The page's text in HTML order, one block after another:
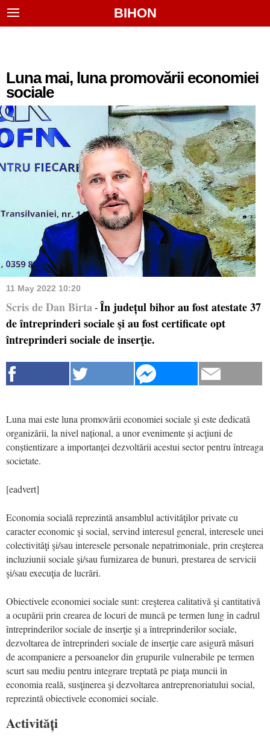
BIHON
Luna mai, luna promovării economiei
sociale
11 May 2022 10:20
Scris de Dan Birta - În județul bihor au fost atestate 37
de întreprinderi sociale şi au fost certificate opt
întreprinderi sociale de inserţie.
Luna mai este luna promovării economiei sociale şi este dedicată
organizării, la nivel național, a unor evenimente și acţiuni de
conștientizare a importanței dezvoltării acestui sector pentru întreaga
societate.
[eadvert]
Economia socială reprezintă ansamblul activităţilor private cu
caracter economic şi social, servind interesul general, interesele unei
colectivităţi şi/sau interesele personale nepatrimoniale, prin creşterea
incluziunii sociale şi/sau furnizarea de bunuri, prestarea de servicii
şi/sau execuţia de lucrări.
Obiectivele economiei sociale sunt: creşterea calitativă şi cantitativă
a ocupării prin crearea de locuri de muncă pe termen lung în cadrul
întreprinderilor sociale de inserţie şi a întreprinderilor sociale,
dezvoltarea de întreprinderi sociale de inserţie care asigură măsuri
de acompaniere a persoanelor din grupurile vulnerabile pe termen
scurt sau mediu pentru integrare treptată pe piaţa muncii în
economia reală, susţinerea şi dezvoltarea antreprenoriatului social,
reprezintă obiectivele economiei sociale.
Activități